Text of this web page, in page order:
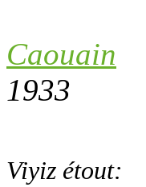
Caouain
1933
Viyiz étout: